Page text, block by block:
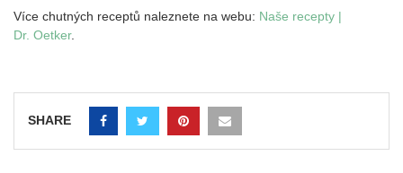
Více chutných receptů naleznete na webu: Naše recepty |
Dr. Oetker.
SHARE